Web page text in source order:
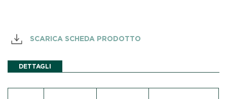
SCARICA SCHEDA PRODOTTO
DETTAGLI